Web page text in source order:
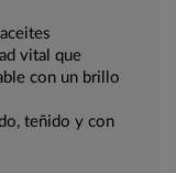
vital que
con un brillo
teñido y con